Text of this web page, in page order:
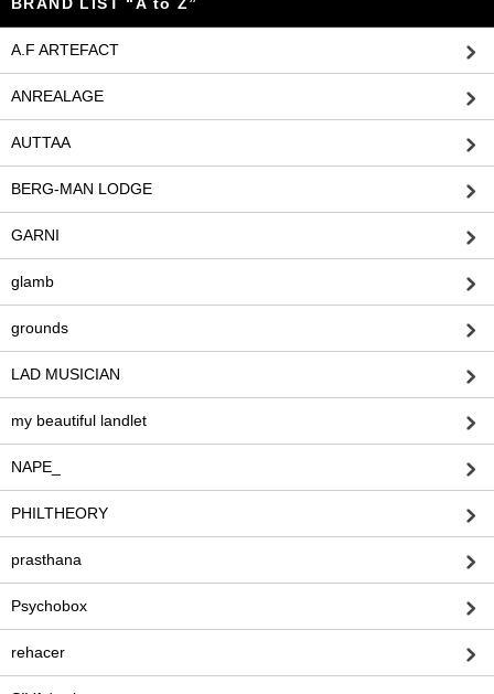
A.F ARTEFACT
ANREALAGE
AUTTAA
BERG-MAN LODGE
GARNI
glamb
grounds
LAD MUSICIAN
my beautiful landlet
NAPE_
PHILTHEORY
prasthana
Psychobox
rehacer